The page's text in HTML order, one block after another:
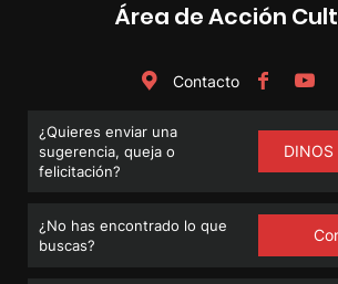
Área de Acción
Contacto
¿Quieres enviar una
sugerencia, queja o
felicitación?
DINOS
¿No has encontrado lo que
buscas?